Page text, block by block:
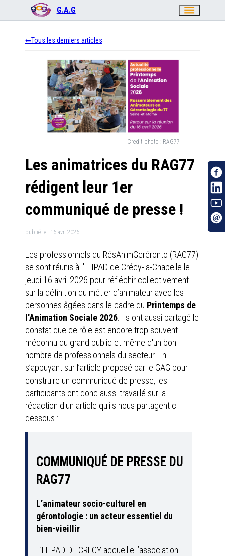
G.A.G menu
Tous les derniers articles
Credit photo : RAG77
Les animatrices du RAG77
rédigent leur 1er
communiqué de presse !
publié le : 16 avr. 2026
Les professionnels du RésAnimGeréronto (RAG77)
se sont réunis à l'EHPAD de Crécy-la-Chapelle le
jeudi 16 avril 2026 pour réfléchir collectivement
sur la définition du métier d’animateur avec les
personnes âgées dans le cadre du Printemps de
l'Animation Sociale 2026 . Ils ont aussi partagé le
constat que ce rôle est encore trop souvent
méconnu du grand public et même d'un bon
nombre de professionnels du secteur. En
s’appuyant sur l’article proposé par le GAG pour
construire un communiqué de presse, les
participants ont donc aussi travaillé sur la
rédaction d'un article qu'ils nous partagent ci-
dessous :
COMMUNIQUÉ DE PRESSE DU
RAG77
L’animateur socio-culturel en
gérontologie : un acteur essentiel du
bien-vieillir
L’EHPAD DE CRECY accueille l’association